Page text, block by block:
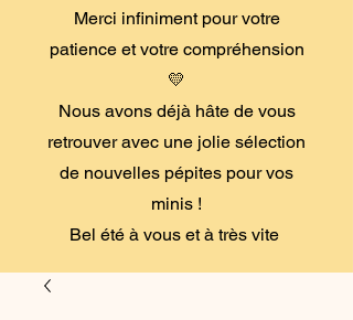
Merci infiniment pour votre
patience et votre compréhension
💛
Nous avons déjà hâte de vous
retrouver avec une jolie sélection
de nouvelles pépites pour vos
minis !
Bel été à vous et à très vite